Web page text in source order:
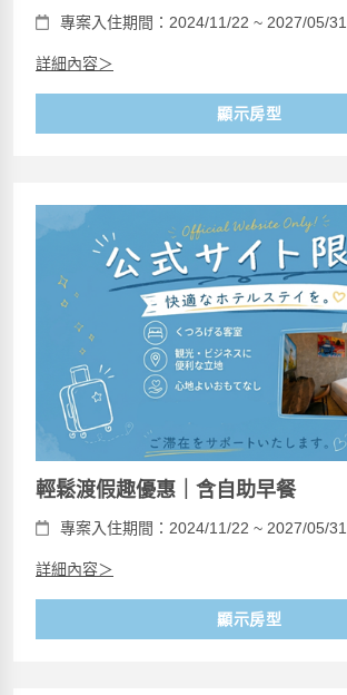
專案入住期間：2024/11/22 ~ 2027/05/31
詳細內容＞
顯示房型
輕鬆渡假趣優惠｜含自助早餐
專案入住期間：2024/11/22 ~ 2027/05/31
詳細內容＞
顯示房型